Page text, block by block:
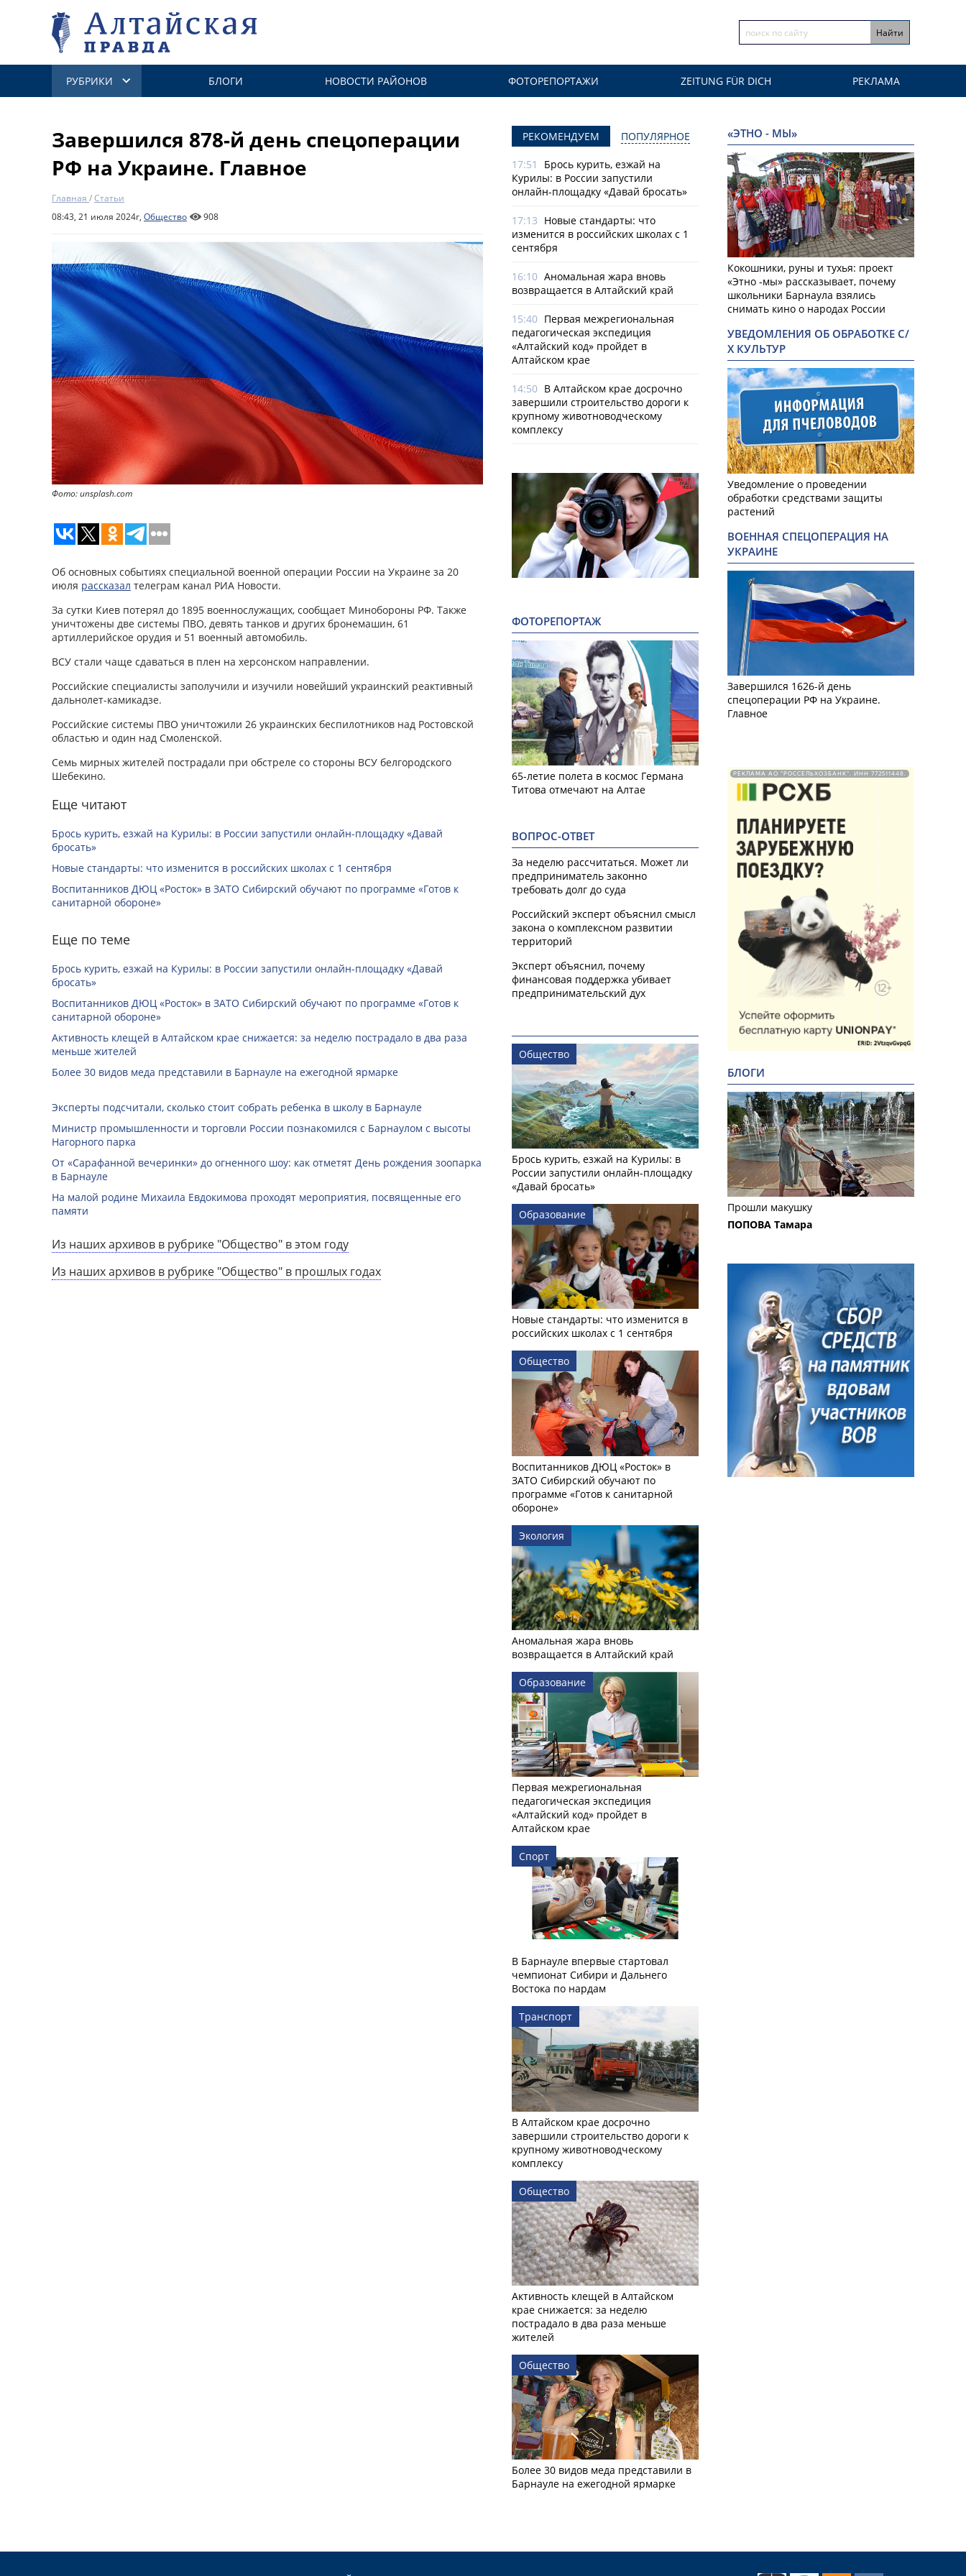
РУБРИКИ БЛОГИ НОВОСТИ РАЙОНОВ ФОТОРЕПОРТАЖИ ZEITUNG FÜR DICH РЕКЛАМА
Завершился 878-й день спецоперации
РФ на Украине. Главное
Главная /Статьи
08:43, 21 июля 2024г, Общество 908
Фото: unsplash.com
Об основных событиях специальной военной операции России на Украине за 20
июля рассказал телеграм канал РИА Новости.
За сутки Киев потерял до 1895 военнослужащих, сообщает Минобороны РФ. Также
уничтожены две системы ПВО, девять танков и других бронемашин, 61
артиллерийское орудия и 51 военный автомобиль.
ВСУ стали чаще сдаваться в плен на херсонском направлении.
Российские специалисты заполучили и изучили новейший украинский реактивный
дальнолет-камикадзе.
Российские системы ПВО уничтожили 26 украинских беспилотников над Ростовской
областью и один над Смоленской.
Семь мирных жителей пострадали при обстреле со стороны ВСУ белгородского
Шебекино.
Еще читают
Брось курить, езжай на Курилы: в России запустили онлайн-­площадку «Давай
бросать»
Новые стандарты: что изменится в российских школах с 1 сентября
Воспитанников ДЮЦ «Росток» в ЗАТО Сибирский обучают по программе «Готов к
санитарной обороне»
Еще по теме
Брось курить, езжай на Курилы: в России запустили онлайн-­площадку «Давай
бросать»
Воспитанников ДЮЦ «Росток» в ЗАТО Сибирский обучают по программе «Готов к
санитарной обороне»
Активность клещей в Алтайском крае снижается: за неделю пострадало в два раза
меньше жителей
Более 30 видов меда представили в Барнауле на ежегодной ярмарке
Эксперты подсчитали, сколько стоит собрать ребенка в школу в Барнауле
Министр промышленности и торговли России познакомился с Барнаулом с высоты
Нагорного парка
От «Сарафанной вечеринки» до огненного шоу: как отметят День рождения зоопарка
в Барнауле
На малой родине Михаила Евдокимова проходят мероприятия, посвященные его
памяти
Из наших архивов в рубрике "Общество" в этом году
Из наших архивов в рубрике "Общество" в прошлых годах
РЕКОМЕНДУЕМ ПОПУЛЯРНОЕ
17:51
Брось курить, езжай на
Курилы: в России запустили
онлайн-­площадку «Давай бросать»
17:13 Новые стандарты: что
изменится в российских школах с 1
сентября
16:10 Аномальная жара вновь
возвращается в Алтайский край
15:40 Первая межрегиональная
педагогическая экспедиция
«Алтайский код» пройдет в
Алтайском крае
14:50 В Алтайском крае досрочно
завершили строительство дороги к
крупному животноводческому
комплексу
ФОТОРЕПОРТАЖ
65-летие полета в космос Германа
Титова отмечают на Алтае
ВОПРОС-ОТВЕТ
За неделю рассчитаться. Может ли
предприниматель законно
требовать долг до суда
Российский эксперт объяснил смысл
закона о комплексном развитии
территорий
Эксперт объяснил, почему
финансовая поддержка убивает
предпринимательский дух
Общество
Брось курить, езжай на Курилы: в
России запустили онлайн-­площадку
«Давай бросать»
Образование
Новые стандарты: что изменится в
российских школах с 1 сентября
Общество
Воспитанников ДЮЦ «Росток» в
ЗАТО Сибирский обучают по
программе «Готов к санитарной
обороне»
Экология
Аномальная жара вновь
возвращается в Алтайский край
Образование
Первая межрегиональная
педагогическая экспедиция
«Алтайский код» пройдет в
Алтайском крае
Спорт
В Барнауле впервые стартовал
чемпионат Сибири и Дальнего
Востока по нардам
Транспорт
В Алтайском крае досрочно
завершили строительство дороги к
крупному животноводческому
комплексу
Общество
Активность клещей в Алтайском
крае снижается: за неделю
пострадало в два раза меньше
жителей
Общество
Более 30 видов меда представили в
Барнауле на ежегодной ярмарке
«ЭТНО - МЫ»
Кокошники, руны и тухья: проект
«Этно -мы» рассказывает, почему
школьники Барнаула взялись
снимать кино о народах России
УВЕДОМЛЕНИЯ ОБ ОБРАБОТКЕ С/
Х КУЛЬТУР
Уведомление о проведении
обработки средствами защиты
растений
ВОЕННАЯ СПЕЦОПЕРАЦИЯ НА
УКРАИНЕ
Завершился 1626-й день
спецоперации РФ на Украине.
Главное
РЕКЛАМА АО "РОССЕЛЬХОЗБАНК". ИНН 772511448.
БЛОГИ
Прошли макушку
ПОПОВА Тамара